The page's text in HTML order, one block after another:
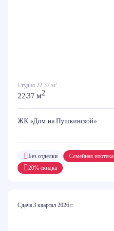
Студия 22.37 м²
22.37 м2
ЖК «Дом на Пушкинской»
20% скидка
Без отделки Семейная ипотека
Сдача 3 квартал 2026 г.